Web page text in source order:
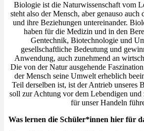
Biologie ist die Naturwissenschaft vom
steht also der Mensch, aber genauso auch
und ihre Beziehungen untereinander.
haben für die Medizin und in den
Gentechnik, Biotechnologie und
gesellschaftliche Bedeutung und
Anwendung, auch zunehmend an
Die von der Natur ausgehende
der Mensch seine Umwelt erheblich
Teil derselben ist, ist der Antrieb unseres
soll zur Achtung vor dem Lebendigen
für unser Handeln
Was lernen die Schüler*innen hier für